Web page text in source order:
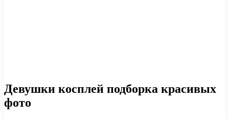
Девушки косплей подборка красивых
фото